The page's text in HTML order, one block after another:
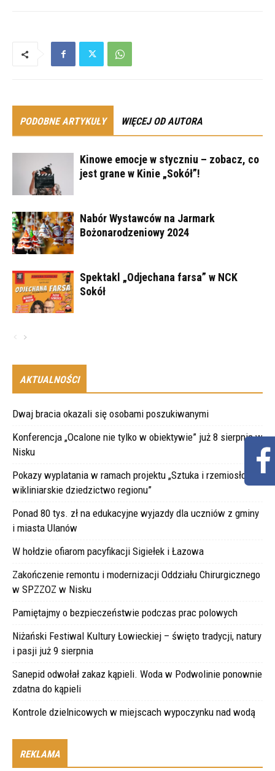
PODOBNE ARTYKUŁY WIĘCEJ OD AUTORA
Kinowe emocje w styczniu – zobacz, co
jest grane w Kinie „Sokół”!
Nabór Wystawców na Jarmark
Bożonarodzeniowy 2024
Spektakl „Odjechana farsa” w NCK
Sokół
AKTUALNOŚCI
Dwaj bracia okazali się osobami poszukiwanymi
Konferencja „Ocalone nie tylko w obiektywie” już 8 sierpnia w
Nisku
Pokazy wyplatania w ramach projektu „Sztuka i rzemiosło –
wikliniarskie dziedzictwo regionu”
Ponad 80 tys. zł na edukacyjne wyjazdy dla uczniów z gminy
i miasta Ulanów
W hołdzie ofiarom pacyfikacji Sigiełek i Łazowa
Zakończenie remontu i modernizacji Oddziału Chirurgicznego
w SPZZOZ w Nisku
Pamiętajmy o bezpieczeństwie podczas prac polowych
Niżański Festiwal Kultury Łowieckiej – święto tradycji, natury
i pasji już 9 sierpnia
Sanepid odwołał zakaz kąpieli. Woda w Podwolinie ponownie
zdatna do kąpieli
Kontrole dzielnicowych w miejscach wypoczynku nad wodą
REKLAMA